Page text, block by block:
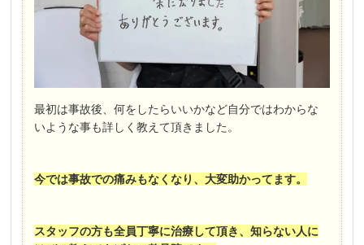
最初は事故後、何をしたらいいかなど自分ではわからな
いような事も詳しく教えて頂きました。
今では事故での痛みもなくなり、大変助かってます。
スタッフの方も全員丁寧に治療して頂き、知らない人に